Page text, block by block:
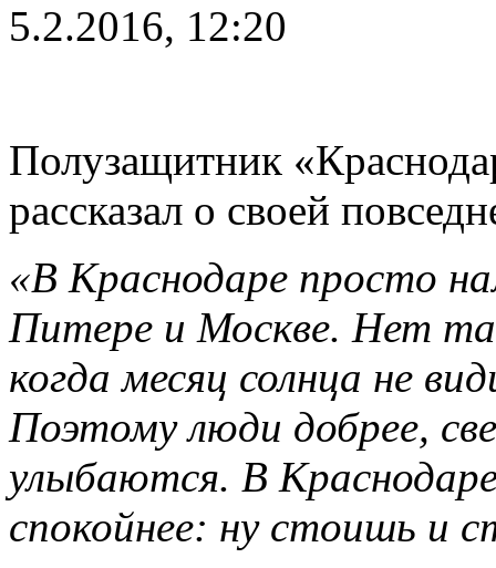
5.2.2016, 12:20
Полузащитник
рассказал о своей
«В Краснодаре просто
Питере и Москве. Нет
когда месяц солнца не
Поэтому люди добрее,
улыбаются. В
спокойнее: ну стоишь и